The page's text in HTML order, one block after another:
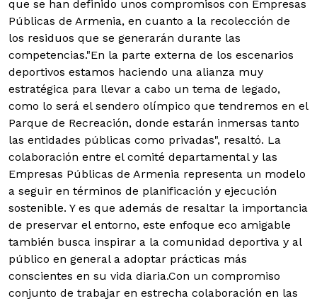
que se han definido unos compromisos con Empresas
Públicas de Armenia, en cuanto a la recolección de
los residuos que se generarán durante las
competencias."En la parte externa de los escenarios
deportivos estamos haciendo una alianza muy
estratégica para llevar a cabo un tema de legado,
como lo será el sendero olímpico que tendremos en el
Parque de Recreación, donde estarán inmersas tanto
las entidades públicas como privadas", resaltó. La
colaboración entre el comité departamental y las
Empresas Públicas de Armenia representa un modelo
a seguir en términos de planificación y ejecución
sostenible. Y es que además de resaltar la importancia
de preservar el entorno, este enfoque eco amigable
también busca inspirar a la comunidad deportiva y al
público en general a adoptar prácticas más
conscientes en su vida diaria.Con un compromiso
conjunto de trabajar en estrecha colaboración en las